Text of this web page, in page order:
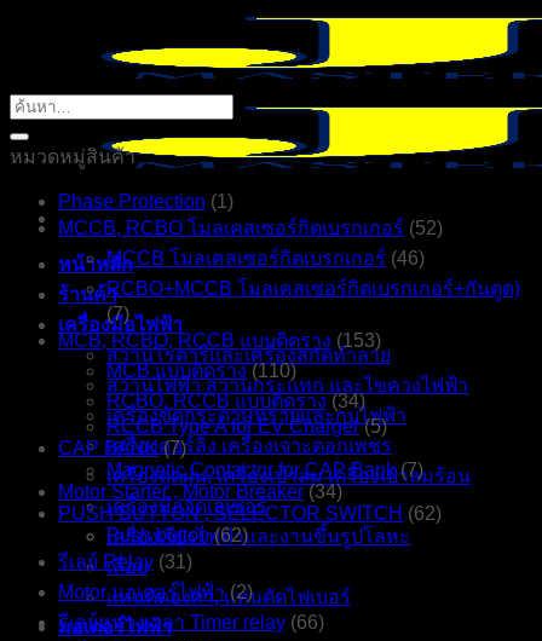
เนื้อหา
หน้าหลัก
ร้านค้า
เครื่องมือไฟฟ้า
สว่านโรตารี่และเครื่องสกัดทำลาย
สว่านไฟฟ้า สว่านกระแทก และไขควงไฟฟ้า
เครื่องขัดกระดาษทรายและกบไฟฟ้า
เครื่องคอร์ลิ่ง เครื่องเจาะดอกเพชร
เครื่องดูดฝุ่น, เครื่องเป่าลม เครื่องเป่าลมร้อน
เครื่องมือวัดเลเซอร์
เครื่องเจียรไฟฟ้าและงานขึ้นรูปโลหะ
เลื่อย
แท่นตัดองศา, แท่นตัดไฟเบอร์
มอเตอร์ไฟฟ้า
ค้นหา:
หมวดหมู่สินค้า
Phase Protection (1)
MCCB, RCBO โมลเคสเซอร์กิตเบรกเกอร์ (52)
MCCB โมลเคสเซอร์กิตเบรกเกอร์ (46)
RCBO+MCCB โมลเคสเซอร์กิตเบรกเกอร์+กันดูด)
(7)
MCB, RCBO, RCCB แบบติดราง (153)
MCB แบบติดราง (110)
RCBO, RCCB แบบติดราง (34)
RCCB Type A for EV Charger (5)
CAP BANK (7)
Magnetic Contactor for CAP Bank (7)
Motor Starter , Motor Breaker (34)
PUSH BUTTON , SELECTOR SWITCH (62)
Push button (62)
รีเลย์ Relay (31)
Motor มอเตอร์ไฟฟ้า (2)
รีเลย์หน่วงเวลา Timer relay (66)